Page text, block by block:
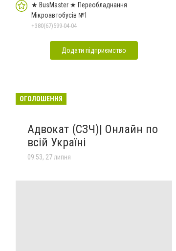
★ BusMaster ★ Переобладнання
Мікроавтобусів №1
+380(67)599-04-04
Додати підприємство
ОГОЛОШЕННЯ
Адвокат (СЗЧ)| Онлайн по
всій Україні
09:53, 27 липня